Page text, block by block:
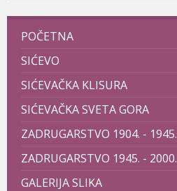
POČETNA
SIĆEVO
SIĆEVAČKA KLISURA
SIĆEVAČKA SVETA GORA
ZADRUGARSTVO 1904. - 1945.
ZADRUGARSTVO 1945. - 2000.
GALERIJA SLIKA